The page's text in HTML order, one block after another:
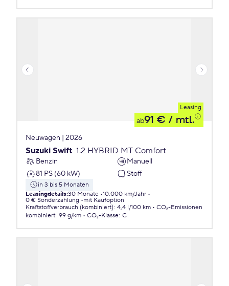
Leasing
ab91 € / mtl.
Neuwagen | 2026
Suzuki Swift 1.2 HYBRID MT Comfort
Benzin
Manuell
81 PS (60 kW)
Stoff
in 3 bis 5 Monaten
Leasingdetails:30 Monate 10.000 km/Jahr
0 € Sonderzahlung
mit Kaufoption
Kraftstoffverbrauch (kombiniert): 4,4 l/100 km
CO₂-Emissionen
kombiniert: 99 g/km CO₂-Klasse: C